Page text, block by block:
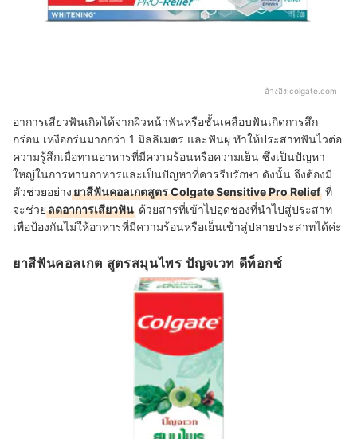
อ้างอิง:colgate.com
อาการเสียวฟันเกิดได้จากผิวหน้าฟันหรือชั้นเคลือบฟันเกิดการสึก
กร่อน เหงือกร่นมากกว่า 1 มิลลิเมตร และฟันผุ ทำให้ประสาทฟันไวต่อ
ความรู้สึกเมื่อทานอาหารที่มีความร้อนหรือความเย็น ซึ่งเป็นปัญหา
ใหญ่ในการทานอาหารและเป็นปัญหาที่ควรรีบรักษา ดังนั้น จึงต้องมี
ตัวช่วยอย่างยาสีฟันคอลเกตสูตร Colgate Sensitive Pro Relief ที่
จะช่วยลดอาการเสียวฟัน ด้วยสารที่เข้าไปอุดช่องที่นำไปสู่ประสาท
เพื่อป้องกันไม่ให้อาหารที่มีความร้อนหรือเย็นเข้าสู่ปลายประสาทได้ค่ะ
ยาสีฟันคอลเกต สูตรสมุนไพร ปัญจเวท ดีท็อกซ์